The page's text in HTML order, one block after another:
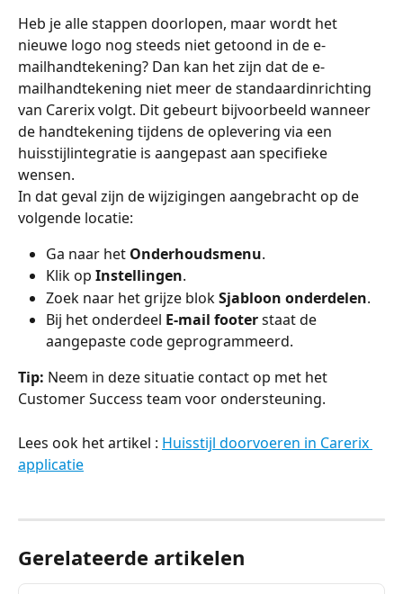
Heb je alle stappen doorlopen, maar wordt het
nieuwe logo nog steeds niet getoond in de e-
mailhandtekening? Dan kan het zijn dat de e-
mailhandtekening niet meer de standaardinrichting
van Carerix volgt. Dit gebeurt bijvoorbeeld wanneer
de handtekening tijdens de oplevering via een
huisstijlintegratie is aangepast aan specifieke
wensen.
In dat geval zijn de wijzigingen aangebracht op de
volgende locatie:
Ga naar het Onderhoudsmenu.
Klik op Instellingen.
Zoek naar het grijze blok Sjabloon onderdelen.
Bij het onderdeel E-mail footer staat de
aangepaste code geprogrammeerd.
Tip: Neem in deze situatie contact op met het
Customer Success team voor ondersteuning.
Lees ook het artikel : Huisstijl doorvoeren in Carerix
applicatie
Gerelateerde artikelen